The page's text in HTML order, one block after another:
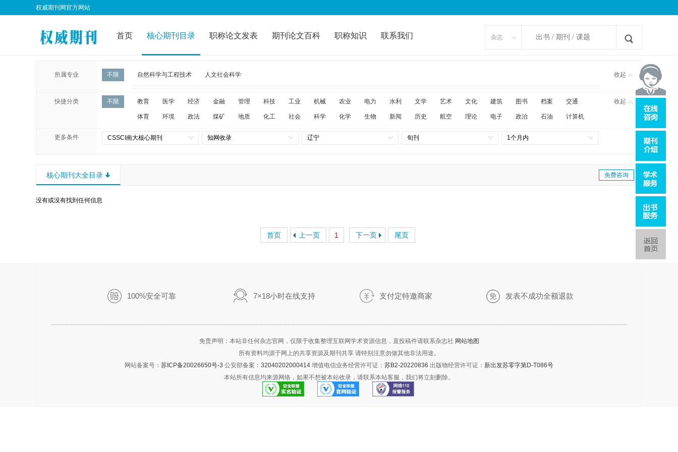
权威期刊网官方网站
首页 核心期刊目录 职称论文发表 期刊论文百科 职称知识 联系我们 杂志
所属专业 不限 自然科学与工程技术 人文社会科学 收起
快捷分类 不限 教育 医学 经济 金融 管理 科技 工业 机械 农业 电力 水利 文学 艺术 文化 建筑 图书 档案 交通
体育 环境 政法 煤矿 地质 化工 社会 科学 化学 生物 新闻 历史 航空 理论 电子 政治 石油 计算机
收起
更多条件 CSSCI南大核心期刊 知网收录 辽宁 旬刊 1个月内
核心期刊大全目录 免费咨询
没有或没有找到任何信息
首页 上一页 1 下一页 尾页
100%安全可靠 7×18小时在线支持 支付定特邀商家 发表不成功全额退款
免责声明：本站非任何杂志官网，仅限于收集整理互联网学术资源信息，直投稿件请联系杂志社 网站地图
所有资料均源于网上的共享资源及期刊共享 请特别注意勿做其他非法用途。
网站备案号： 苏ICP备20026650号-3 公安部备案： 32040202000414 增值电信业务经营许可证： 苏B2-20220836 出版物经营许可证： 新出发苏零字第D-T086号
本站所有信息均来源网络，如果不想被本站收录，请联系本站客服，我们将立刻删除。